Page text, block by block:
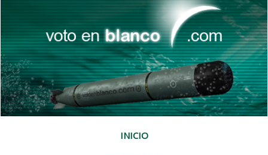
INICIO